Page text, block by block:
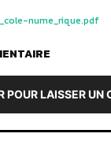
nume_rique.pdf
POUR LAISSER UN